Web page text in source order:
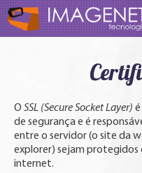
O SSL (Secure Socket Layer)
de segurança e é
entre o servidor (o site da
explorer) sejam protegidos
internet.